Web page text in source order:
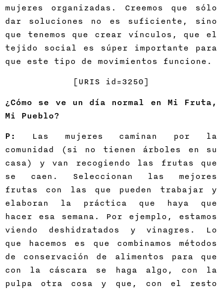
mujeres organizadas. Creemos que sólo
dar soluciones no es suficiente, sino
que tenemos que crear vínculos, que el
tejido social es súper importante para
que este tipo de movimientos funcione.
[URIS id=3250]
¿Cómo se ve un día normal en Mi Fruta,
Mi Pueblo?
P:
Las mujeres caminan por la
comunidad (si no tienen árboles en su
casa) y van recogiendo las frutas que
se caen. Seleccionan las mejores
frutas con las que pueden trabajar y
elaboran la práctica que haya que
hacer esa semana. Por ejemplo, estamos
viendo deshidratados y vinagres. Lo
que hacemos es que combinamos métodos
de conservación de alimentos para que
con la cáscara se haga algo, con la
pulpa otra cosa y que, con el resto